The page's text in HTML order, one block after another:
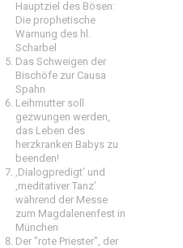
Hauptziel des Bösen:
Die prophetische
Warnung des hl.
Scharbel
Das Schweigen der
Bischöfe zur Causa
Spahn
Leihmutter soll
gezwungen werden,
das Leben des
herzkranken Babys zu
beenden!
‚Dialogpredigt‘ und
‚meditativer Tanz’
während der Messe
zum Magdalenenfest in
München
Der "rote Priester", der